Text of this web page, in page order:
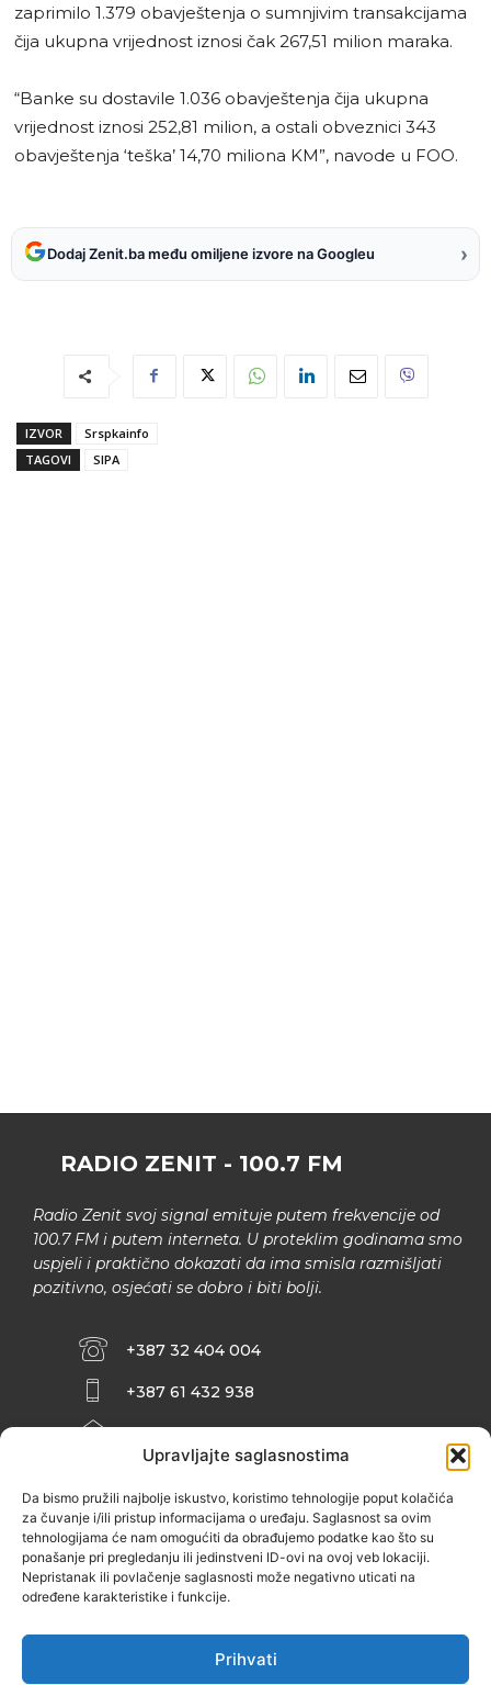
Upravljajte saglasnostima
Da bismo pružili najbolje iskustvo, koristimo tehnologije poput kolačića
za čuvanje i/ili pristup informacijama o uređaju. Saglasnost sa ovim
tehnologijama će nam omogućiti da obrađujemo podatke kao što su
ponašanje pri pregledanju ili jedinstveni ID-ovi na ovoj veb lokaciji.
Nepristanak ili povlačenje saglasnosti može negativno uticati na
određene karakteristike i funkcije.
Prihvati
zaprimilo 1.379 obavještenja o sumnjivim transakcijama
čija ukupna vrijednost iznosi čak 267,51 milion maraka.
“Banke su dostavile 1.036 obavještenja čija ukupna
vrijednost iznosi 252,81 milion, a ostali obveznici 343
obavještenja ‘teška’ 14,70 miliona KM”, navode u FOO.
Dodaj Zenit.ba među omiljene izvore na Googleu ›
IZVOR
Srspkainfo
TAGOVI
SIPA
RADIO ZENIT - 100.7 FM
Radio Zenit svoj signal emituje putem frekvencije od
100.7 FM i putem interneta. U proteklim godinama smo
uspjeli i praktično dokazati da ima smisla razmišljati
pozitivno, osjećati se dobro i biti bolji.
+387 32 404 004
+387 61 432 938
INFO@ZENIT.BA
ZENIČANKA, 3. SPRAT), 72000 ZENICA